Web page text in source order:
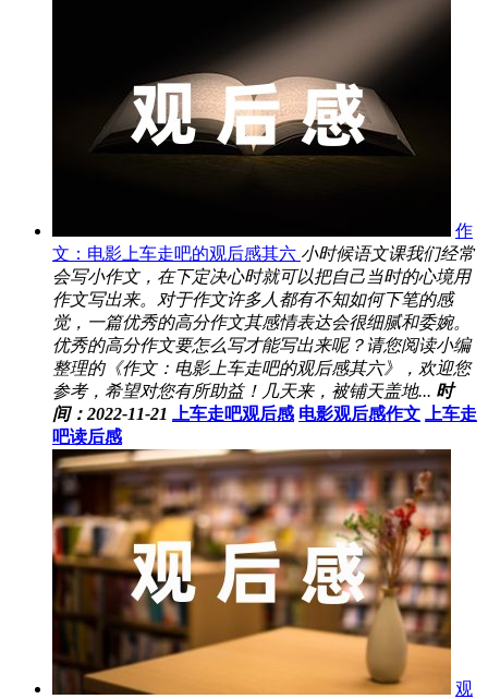
作
文：电影上车走吧的观后感其六 小时候语文课我们经常
会写小作文，在下定决心时就可以把自己当时的心境用
作文写出来。对于作文许多人都有不知如何下笔的感
觉，一篇优秀的高分作文其感情表达会很细腻和委婉。
优秀的高分作文要怎么写才能写出来呢？请您阅读小编
整理的《作文：电影上车走吧的观后感其六》，欢迎您
参考，希望对您有所助益！几天来，被铺天盖地... 时
间：2022-11-21
上车走吧观后感 电影观后感作文
上车走
吧读后感
观